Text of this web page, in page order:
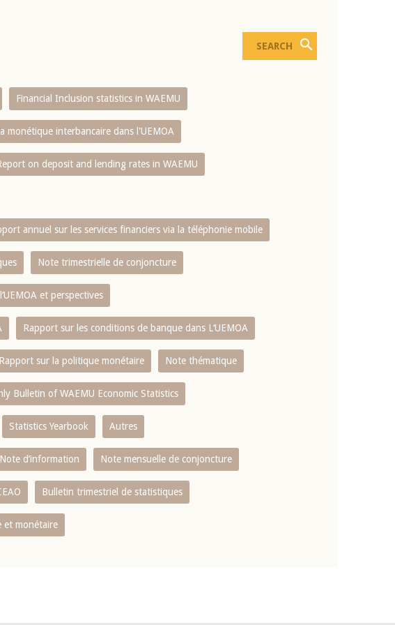
Financial Inclusion statistics in WAEMU
monétique interbancaire dans l'UEMOA
on deposit and lending rates in WAEMU
annuel sur les services financiers via la téléphonie mobile
Note trimestrielle de conjoncture
et perspectives
Rapport sur les conditions de banque dans L‘UEMOA
Rapport sur la politique monétaire Note thématique
Bulletin of WAEMU Economic Statistics
Statistics Yearbook Autres
Note d’information Note mensuelle de conjoncture
Bulletin trimestriel de statistiques
et monétaire